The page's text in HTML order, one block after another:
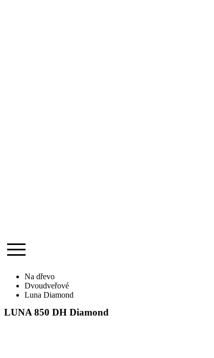
Na dřevo
Dvoudveřové
Luna Diamond
LUNA 850 DH Diamond